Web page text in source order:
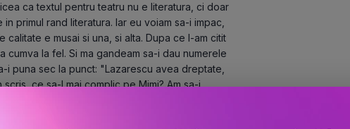
ca textul pentru teatru nu e literatura, ci doar
primul rand literatura. Iar eu voiam sa-i impac,
e musai si una, si alta. Dupa ce l-am citit
cumva la fel. Si ma gandeam sa-i dau numerele
puna sec la punct: "Lazarescu avea dreptate,
ce sa-l mai complic pe Mimi? Am sa-i
sa se dumireasca singuri. Ceea ce as sfatui
poate le-ati si vazut sau urmeaza. Dar, pana